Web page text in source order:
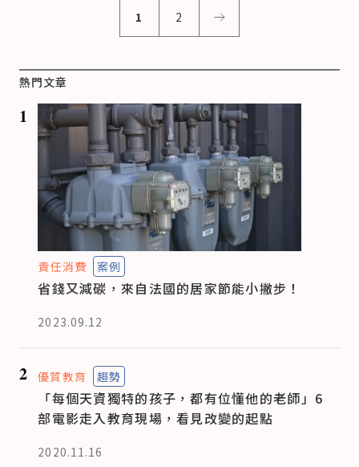
1 2
熱門文章
1
責任消費 案例
省錢又減碳，來自法國的居家節能小撇步！
2023.09.12
2 優質教育 趨勢
「每個天資獨特的孩子，都有位懂他的老師」6
部電影走入教育現場，看見改變的起點
2020.11.16